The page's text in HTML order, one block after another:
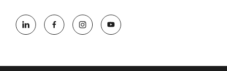
Marriott International es un empleador de igualdad de
oportunidades que se compromete a contratar una